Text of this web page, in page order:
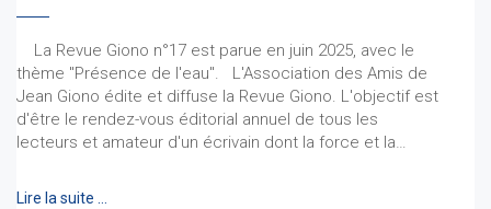
La Revue Giono n°17 est parue en juin 2025, avec le
thème "Présence de l'eau". L'Association des Amis de
Jean Giono édite et diffuse la Revue Giono. L'objectif est
d'être le rendez-vous éditorial annuel de tous les
lecteurs et amateur d'un écrivain dont la force et la…
Lire la suite …